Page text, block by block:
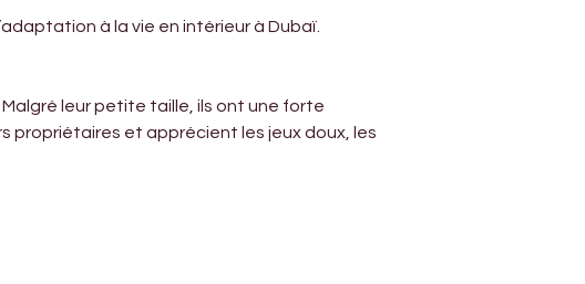
à la vie en intérieur à Dubaï.
leur petite taille, ils ont une forte
propriétaires et apprécient les jeux doux, les